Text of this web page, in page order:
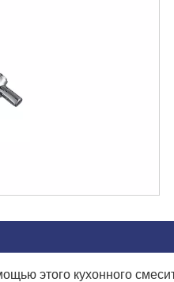
этого кухонного